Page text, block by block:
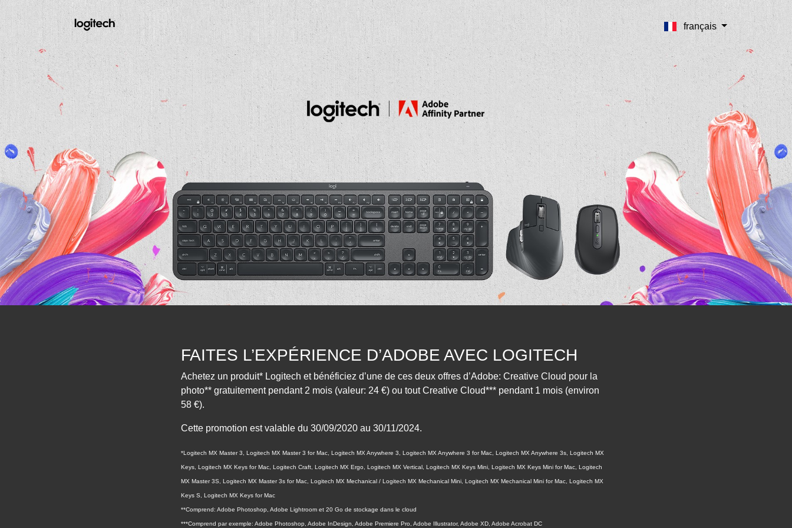
français
FAITES L’EXPÉRIENCE D’ADOBE AVEC LOGITECH
Achetez un produit* Logitech et bénéficiez d’une de ces deux offres d’Adobe: Creative Cloud pour la
photo** gratuitement pendant 2 mois (valeur: 24 €) ou tout Creative Cloud*** pendant 1 mois (environ
58 €).
Cette promotion est valable du 30/09/2020 au 30/11/2024.
*Logitech MX Master 3, Logitech MX Master 3 for Mac, Logitech MX Anywhere 3, Logitech MX Anywhere 3 for Mac, Logitech MX Anywhere 3s, Logitech MX
Keys, Logitech MX Keys for Mac, Logitech Craft, Logitech MX Ergo, Logitech MX Vertical, Logitech MX Keys Mini, Logitech MX Keys Mini for Mac, Logitech
MX Master 3S, Logitech MX Master 3s for Mac, Logitech MX Mechanical / Logitech MX Mechanical Mini, Logitech MX Mechanical Mini for Mac, Logitech MX
Keys S, Logitech MX Keys for Mac
**Comprend: Adobe Photoshop, Adobe Lightroom et 20 Go de stockage dans le cloud
***Comprend par exemple: Adobe Photoshop, Adobe InDesign, Adobe Premiere Pro, Adobe Illustrator, Adobe XD, Adobe Acrobat DC